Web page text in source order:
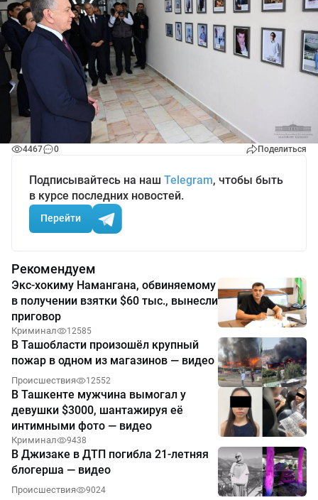
4467 0 Поделиться
Подписывайтесь на наш Telegram, чтобы быть
в курсе последних новостей.
Перейти
Рекомендуем
Экс-хокиму Намангана, обвиняемому
в получении взятки $60 тыс., вынесли
приговор
Криминал 12585
В Ташобласти произошёл крупный
пожар в одном из магазинов — видео
Происшествия 12552
В Ташкенте мужчина вымогал у
девушки $3000, шантажируя её
интимными фото — видео
Криминал 9438
В Джизаке в ДТП погибла 21-летняя
блогерша — видео
Происшествия 9024